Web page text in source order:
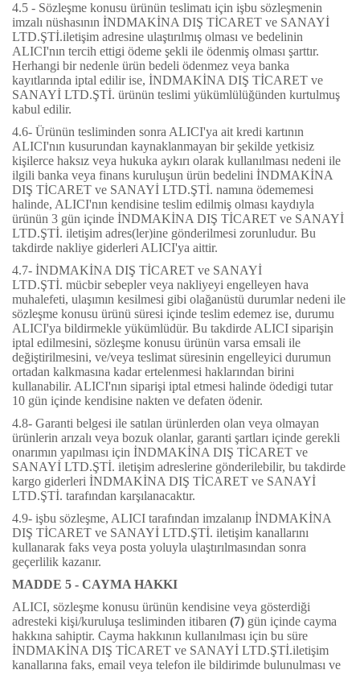
4.5 - Sözleşme konusu ürünün teslimatı için işbu sözleşmenin
imzalı nüshasının İNDMAKİNA DIŞ TİCARET ve SANAYİ
LTD.ŞTİ.iletişim adresine ulaştırılmış olması ve bedelinin
ALICI'nın tercih ettigi ödeme şekli ile ödenmiş olması şarttır.
Herhangi bir nedenle ürün bedeli ödenmez veya banka
kayıtlarında iptal edilir ise, İNDMAKİNA DIŞ TİCARET ve
SANAYİ LTD.ŞTİ. ürünün teslimi yükümlülüğünden kurtulmuş
kabul edilir.
4.6- Ürünün tesliminden sonra ALICI'ya ait kredi kartının
ALICI'nın kusurundan kaynaklanmayan bir şekilde yetkisiz
kişilerce haksız veya hukuka aykırı olarak kullanılması nedeni ile
ilgili banka veya finans kuruluşun ürün bedelini İNDMAKİNA
DIŞ TİCARET ve SANAYİ LTD.ŞTİ. namına ödememesi
halinde, ALICI'nın kendisine teslim edilmiş olması kaydıyla
ürünün 3 gün içinde İNDMAKİNA DIŞ TİCARET ve SANAYİ
LTD.ŞTİ. iletişim adres(ler)ine gönderilmesi zorunludur. Bu
takdirde nakliye giderleri ALICI'ya aittir.
4.7- İNDMAKİNA DIŞ TİCARET ve SANAYİ
LTD.ŞTİ. mücbir sebepler veya nakliyeyi engelleyen hava
muhalefeti, ulaşımın kesilmesi gibi olağanüstü durumlar nedeni ile
sözleşme konusu ürünü süresi içinde teslim edemez ise, durumu
ALICI'ya bildirmekle yükümlüdür. Bu takdirde ALICI siparişin
iptal edilmesini, sözleşme konusu ürünün varsa emsali ile
değiştirilmesini, ve/veya teslimat süresinin engelleyici durumun
ortadan kalkmasına kadar ertelenmesi haklarından birini
kullanabilir. ALICI'nın siparişi iptal etmesi halinde ödedigi tutar
10 gün içinde kendisine nakten ve defaten ödenir.
4.8- Garanti belgesi ile satılan ürünlerden olan veya olmayan
ürünlerin arızalı veya bozuk olanlar, garanti şartları içinde gerekli
onarımın yapılması için İNDMAKİNA DIŞ TİCARET ve
SANAYİ LTD.ŞTİ. iletişim adreslerine gönderilebilir, bu takdirde
kargo giderleri İNDMAKİNA DIŞ TİCARET ve SANAYİ
LTD.ŞTİ. tarafından karşılanacaktır.
4.9- işbu sözleşme, ALICI tarafından imzalanıp İNDMAKİNA
DIŞ TİCARET ve SANAYİ LTD.ŞTİ. iletişim kanallarını
kullanarak faks veya posta yoluyla ulaştırılmasından sonra
geçerlilik kazanır.
MADDE 5 - CAYMA HAKKI
ALICI, sözleşme konusu ürünün kendisine veya gösterdiği
adresteki kişi/kuruluşa tesliminden itibaren (7) gün içinde cayma
hakkına sahiptir. Cayma hakkının kullanılması için bu süre
İNDMAKİNA DIŞ TİCARET ve SANAYİ LTD.ŞTİ.iletişim
kanallarına faks, email veya telefon ile bildirimde bulunulması ve